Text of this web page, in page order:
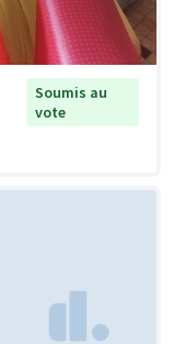
Soumis au
vote